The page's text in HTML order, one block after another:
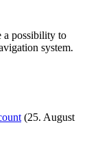
a possibility to
system.
(25. August